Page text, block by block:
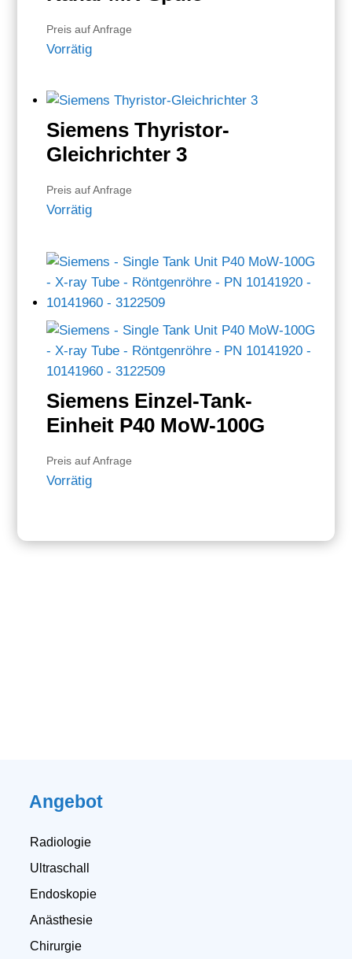
Preis auf Anfrage
Vorrätig
Siemens Thyristor-
Gleichrichter 3
Preis auf Anfrage
Vorrätig
Siemens Einzel-Tank-
Einheit P40 MoW-100G
Preis auf Anfrage
Vorrätig
Angebot
Radiologie
Ultraschall
Endoskopie
Anästhesie
Chirurgie